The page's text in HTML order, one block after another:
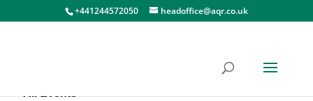
+441244572050 headoffice@aqr.co.uk
« All Events